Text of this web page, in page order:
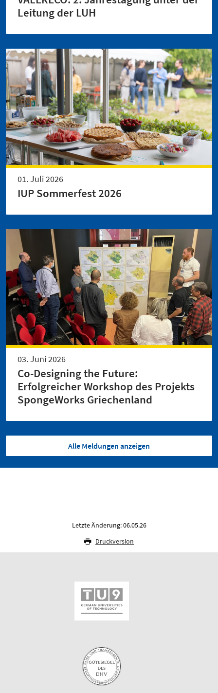
Leitung der LUH
01. Juli 2026
IUP Sommerfest 2026
03. Juni 2026
Co-Designing the Future:
Erfolgreicher Workshop des Projekts
SpongeWorks Griechenland
Alle Meldungen anzeigen
Letzte Änderung: 06.05.26
Druckversion